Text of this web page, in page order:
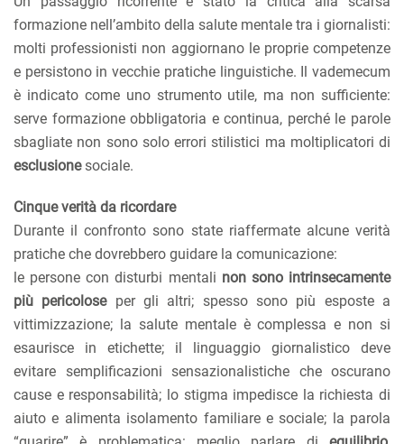
formazione nell’ambito della salute mentale tra i giornalisti:
molti professionisti non aggiornano le proprie competenze
e persistono in vecchie pratiche linguistiche. Il vademecum
è indicato come uno strumento utile, ma non sufficiente:
serve formazione obbligatoria e continua, perché le parole
sbagliate non sono solo errori stilistici ma moltiplicatori di
esclusionesociale.
Cinque verità da ricordare
Durante il confronto sono state riaffermate alcune verità
pratiche che dovrebbero guidare la comunicazione:
le persone con disturbi mentali non sono intrinsecamente
più pericoloseper gli altri; spesso sono più esposte a
vittimizzazione; la salute mentale è complessa e non si
esaurisce in etichette; il linguaggio giornalistico deve
evitare semplificazioni sensazionalistiche che oscurano
cause e responsabilità; lo stigma impedisce la richiesta di
aiuto e alimenta isolamento familiare e sociale; la parola